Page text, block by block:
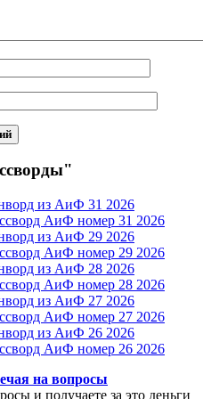
из АиФ 31 2026
АиФ номер 31 2026
из АиФ 29 2026
АиФ номер 29 2026
из АиФ 28 2026
АиФ номер 28 2026
из АиФ 27 2026
АиФ номер 27 2026
из АиФ 26 2026
АиФ номер 26 2026
на вопросы
и получаете за это деньги